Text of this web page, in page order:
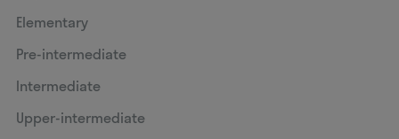
Elementary
Pre-intermediate
Intermediate
Upper-intermediate